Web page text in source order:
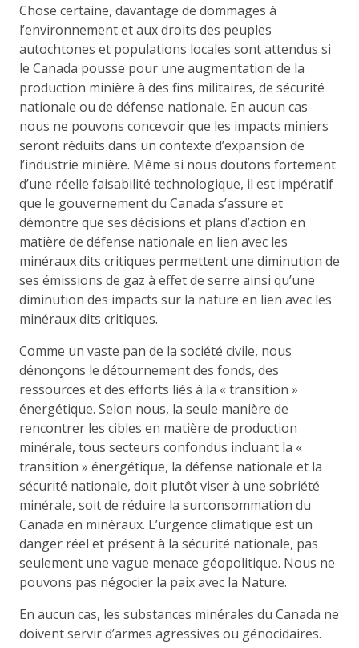
Chose certaine, davantage de dommages à
l’environnement et aux droits des peuples
autochtones et populations locales sont attendus si
le Canada pousse pour une augmentation de la
production minière à des fins militaires, de sécurité
nationale ou de défense nationale. En aucun cas
nous ne pouvons concevoir que les impacts miniers
seront réduits dans un contexte d’expansion de
l’industrie minière. Même si nous doutons fortement
d’une réelle faisabilité technologique, il est impératif
que le gouvernement du Canada s’assure et
démontre que ses décisions et plans d’action en
matière de défense nationale en lien avec les
minéraux dits critiques permettent une diminution de
ses émissions de gaz à effet de serre ainsi qu’une
diminution des impacts sur la nature en lien avec les
minéraux dits critiques.
Comme un vaste pan de la société civile, nous
dénonçons le détournement des fonds, des
ressources et des efforts liés à la « transition »
énergétique. Selon nous, la seule manière de
rencontrer les cibles en matière de production
minérale, tous secteurs confondus incluant la «
transition » énergétique, la défense nationale et la
sécurité nationale, doit plutôt viser à une sobriété
minérale, soit de réduire la surconsommation du
Canada en minéraux. L’urgence climatique est un
danger réel et présent à la sécurité nationale, pas
seulement une vague menace géopolitique. Nous ne
pouvons pas négocier la paix avec la Nature.
En aucun cas, les substances minérales du Canada ne
doivent servir d’armes agressives ou génocidaires.